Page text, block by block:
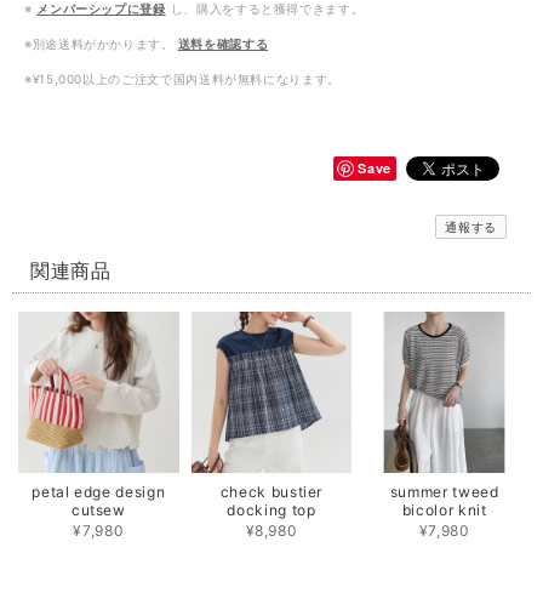
※ メンバーシップに登録 し、購入をすると獲得できます。
※別途送料がかかります。 送料を確認する
※¥15,000以上のご注文で国内送料が無料になります。
Save
通報する
関連商品
petal edge design
cutsew
¥7,980
check bustier
docking top
¥8,980
summer tweed
bicolor knit
¥7,980